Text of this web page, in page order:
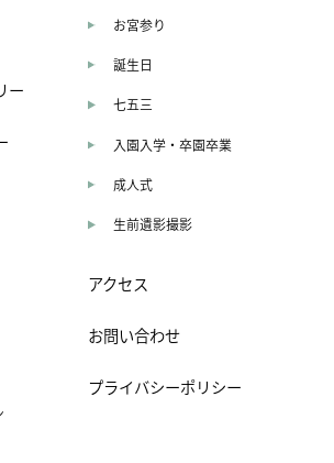
ー
お宮参り
誕生日
七五三
入園入学・卒園卒業
成人式
生前遺影撮影
アクセス
お問い合わせ
プライバシーポリシー